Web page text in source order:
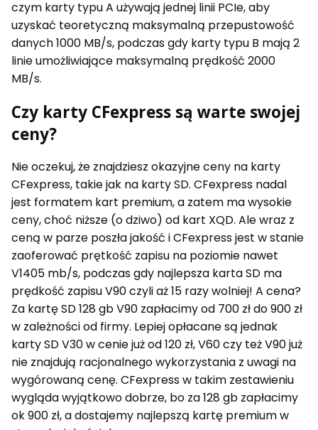
czym karty typu A używają jednej linii PCIe, aby
uzyskać teoretyczną maksymalną przepustowość
danych 1000 MB/s, podczas gdy karty typu B mają 2
linie umożliwiające maksymalną prędkość 2000
MB/s.
Czy karty CFexpress są warte swojej
ceny?
Nie oczekuj, że znajdziesz okazyjne ceny na karty
CFexpress, takie jak na karty SD. CFexpress nadal
jest formatem kart premium, a zatem ma wysokie
ceny, choć niższe (o dziwo) od kart XQD. Ale wraz z
ceną w parze poszła jakość i CFexpress jest w stanie
zaoferować prętkość zapisu na poziomie nawet
V1405 mb/s, podczas gdy najlepsza karta SD ma
prędkość zapisu V90 czyli aż 15 razy wolniej! A cena?
Za kartę SD 128 gb V90 zapłacimy od 700 zł do 900 zł
w zależności od firmy. Lepiej opłacane są jednak
karty SD V30 w cenie już od 120 zł, V60 czy też V90 już
nie znajdują racjonalnego wykorzystania z uwagi na
wygórowaną cenę. CFexpress w takim zestawieniu
wygląda wyjątkowo dobrze, bo za 128 gb zapłacimy
ok 900 zł, a dostajemy najlepszą kartę premium w